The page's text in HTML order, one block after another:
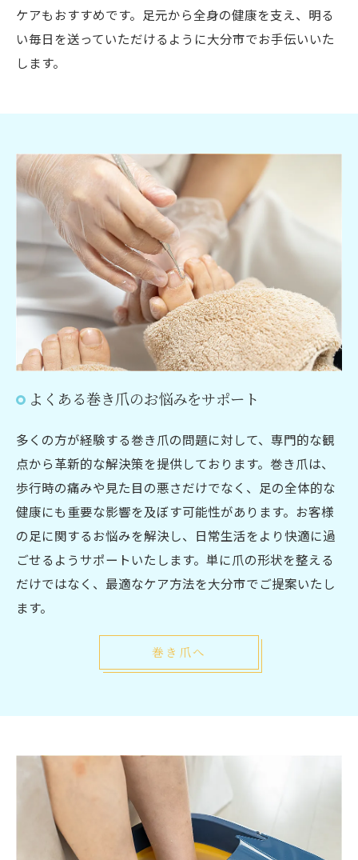
ケアもおすすめです。足元から全身の健康を支え、明る
い毎日を送っていただけるように大分市でお手伝いいた
します。
よくある巻き爪のお悩みをサポート
多くの方が経験する巻き爪の問題に対して、専門的な観
点から革新的な解決策を提供しております。巻き爪は、
歩行時の痛みや見た目の悪さだけでなく、足の全体的な
健康にも重要な影響を及ぼす可能性があります。お客様
の足に関するお悩みを解決し、日常生活をより快適に過
ごせるようサポートいたします。単に爪の形状を整える
だけではなく、最適なケア方法を大分市でご提案いたし
ます。
巻き爪へ